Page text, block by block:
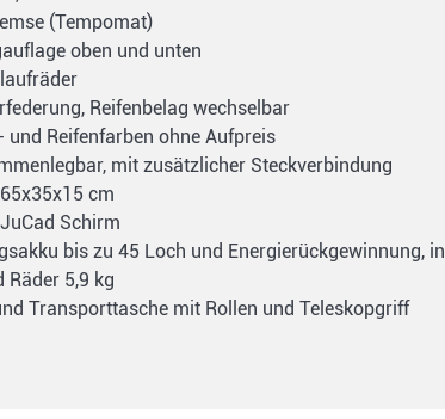
(Tempomat)
oben und unten
Reifenbelag wechselbar
und Reifenfarben ohne Aufpreis
mit zusätzlicher Steckverbindung
cm
Schirm
bis zu 45 Loch und Energierückgewinnung,
Räder 5,9 kg
Transporttasche mit Rollen und Teleskopgriff